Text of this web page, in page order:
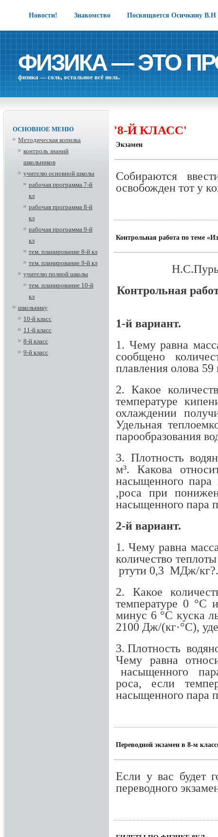
Новости! Знакомство Посвящяется Осичкину В.Н
ФИЗИКА — ЭТО
физика — соль, остальное всё ноль.
ОСНОВНОЕ МЕНЮ
Методическая копилка
контроль знаний
школьников
учителю основной школы
рабочая программа 7-й
кл
рабочая программа 8-й
кл
рабочая программа 9-й
кл
тем. планирование 8-й кл
тем. планирование 9-й кл
учителю полной школы
тем. планирование 10-й
кл
школьнику
10-й класс
11-й класс
8-й класс
9-й класс
'8-Й КЛАСС'
Экзамен
Собираются
освобожден тот у
Контрольная работа по теме
Контрольная
1-й вариант.
1. Чему равна
сообщено
плавления олова
2. Какое
температypе
охлаждении
Удель­ная
парообразования
3. Плотность
м³. Какова
насыщенного пара
,роса при
насыщенного пара
2-й вариант.
1. Чему равна
количество
ртути 0,3 MДж/
2. Какое
температуре 0 °С
минус 6 °С куска
2100 Дж/(кг·°С),
3. Плотность
Чему равна
насыщенного
роса, если
насыщенно­го пара
Переводной экзамен в 8-м
Если у вас будет
переводного